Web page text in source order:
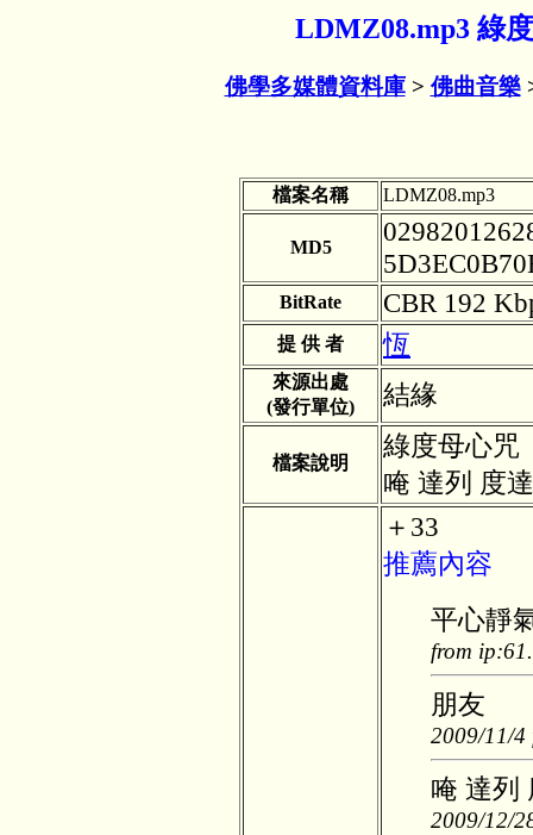
LDMZ08.mp3 綠
佛學多媒體資料庫> 佛曲音樂
檔案名稱 LDMZ08.mp3
MD5
BitRate CBR 192
提 供 者 恆
來源出處
(發行單位)
結緣
檔案說明
綠度母心咒
唵 達列 度
＋33
推薦內容
平心靜
from
朋友
2009/11/4
唵 達列
2009/12/